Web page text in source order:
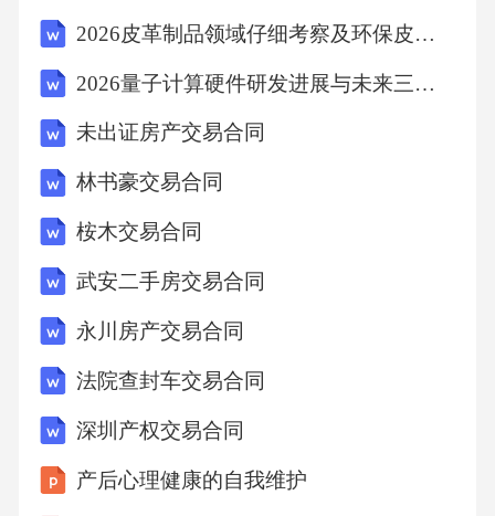
更广泛的人群。五、面临的挑战与对策1.技术普
及与推广：目前，自适应学习技术在一些地区
和学校的应用尚处于初级阶段，需要加大推广
力度，提高教师和学生对这一技术的认知度和
接受度。2.数据安全与隐私保护：自适应学习技
术涉及大量学生数据，如何确保数据安全和学
开发商需要共同制定严格的数据管理规范，确
保学生数据的安全性和隐私性。3.技术与教学的
融合：自适应学习技术需要与教师的教学实践
相结合，发挥其最大效用。教师应接受相关培
训，了解并掌握这一技术的应用方法，使其与
课堂教学有效融合。六、结语2026年自适应学
2026皮革制品领域仔细考察及环保皮革方向与资本运作研究
2026量子计算硬件研发进展与未来三年产业化突破路径白皮书
未出证房产交易合同
林书豪交易合同
桉木交易合同
武安二手房交易合同
永川房产交易合同
法院查封车交易合同
深圳产权交易合同
产后心理健康的自我维护